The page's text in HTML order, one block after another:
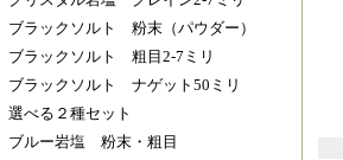
ブラックソルト 粉末（パウダー）
ブラックソルト 粗目2-7ミリ
ブラックソルト ナゲット50ミリ
選べる２種セット
ブルー岩塩 粉末・粗目